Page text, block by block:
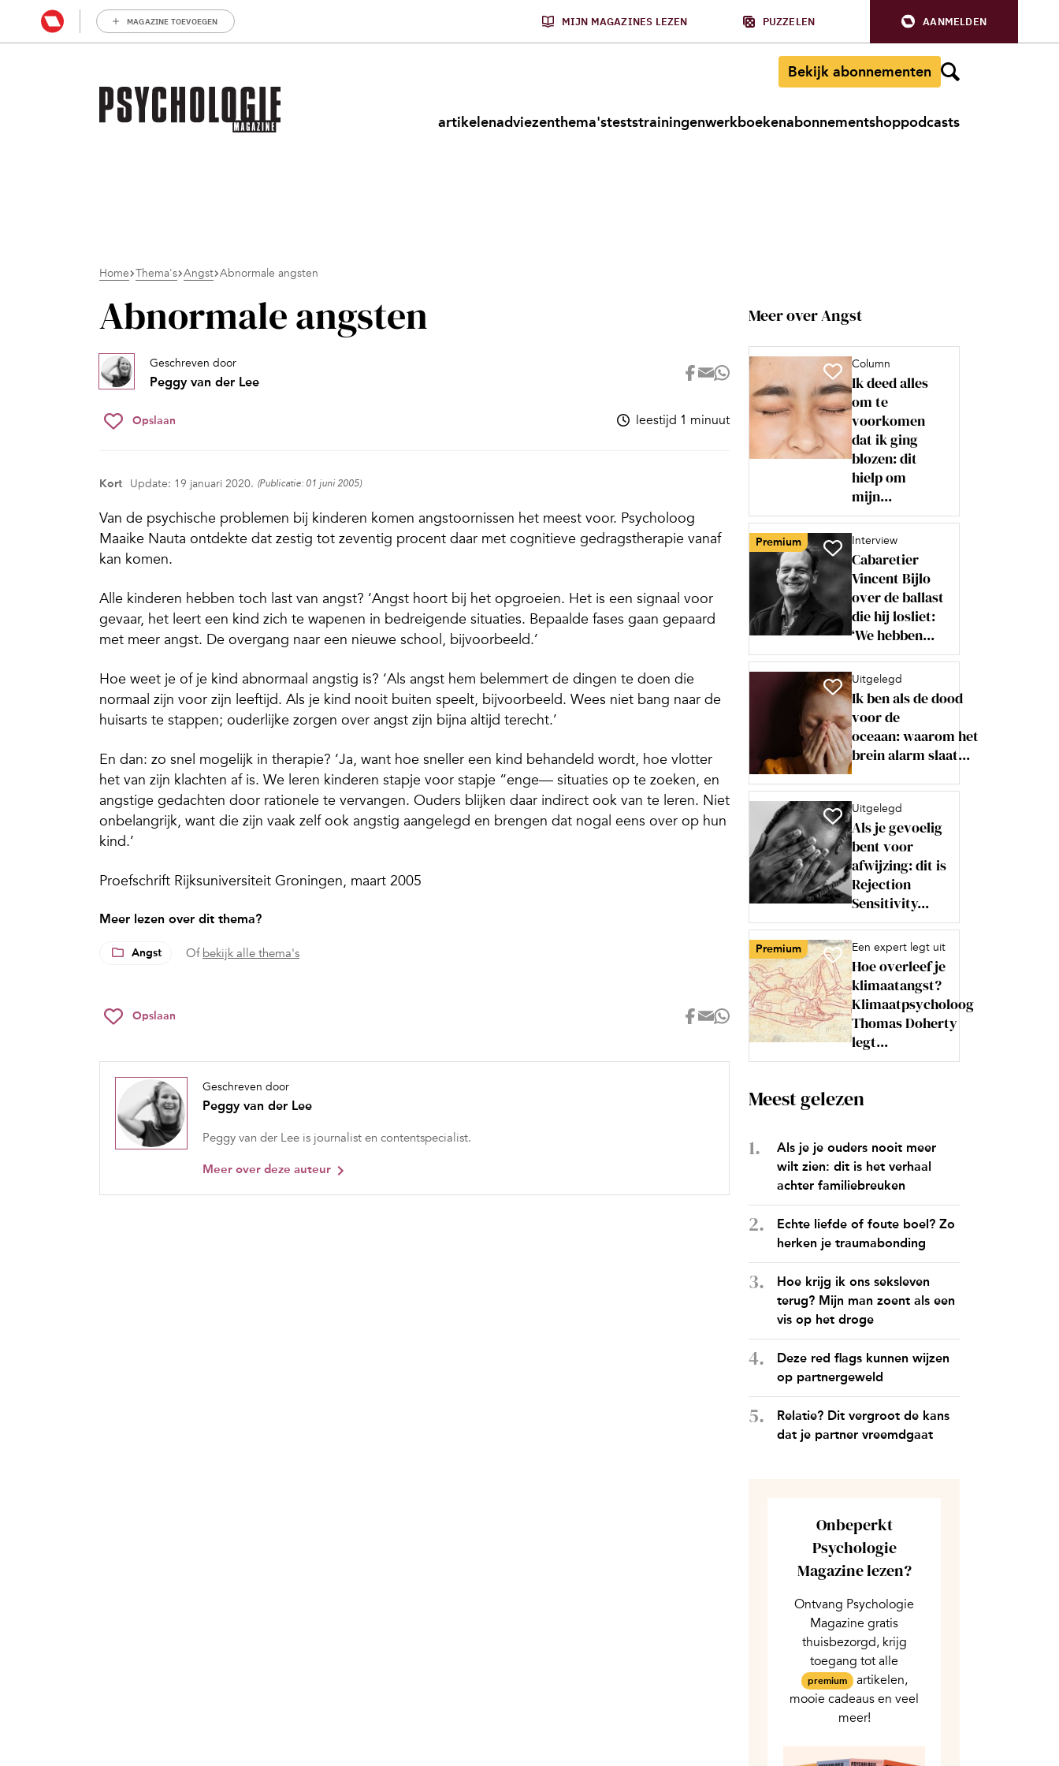
MAGAZINE TOEVOEGEN MIJN MAGAZINES LEZEN PUZZELEN AANMELDEN
Bekijk abonnementen
artikelenadviezenthema'steststrainingenwerkboekenabonnementshoppodcasts
Home Thema's Angst Abnormale angsten
Abnormale angsten
Geschreven door
Peggy van der Lee
Opslaan leestijd 1 minuut
Kort Update: 19 januari 2020. (Publicatie: 01 juni 2005)
Van de psychische problemen bij kinderen komen angstoornissen het meest voor. Psycholoog
Maaike Nauta ontdekte dat zestig tot zeventig procent daar met cognitieve gedragstherapie vanaf
kan komen.
Alle kinderen hebben toch last van angst? ‘Angst hoort bij het opgroeien. Het is een signaal voor
gevaar, het leert een kind zich te wapenen in bedreigende situaties. Bepaalde fases gaan gepaard
met meer angst. De overgang naar een nieuwe school, bijvoorbeeld.’
Hoe weet je of je kind abnormaal angstig is? ‘Als angst hem belemmert de dingen te doen die
normaal zijn voor zijn leeftijd. Als je kind nooit buiten speelt, bijvoorbeeld. Wees niet bang naar de
huisarts te stappen; ouderlijke zorgen over angst zijn bijna altijd terecht.’
En dan: zo snel mogelijk in therapie? ‘Ja, want hoe sneller een kind behandeld wordt, hoe vlotter
het van zijn klachten af is. We leren kinderen stapje voor stapje “enge— situaties op te zoeken, en
angstige gedachten door rationele te vervangen. Ouders blijken daar indirect ook van te leren. Niet
onbelangrijk, want die zijn vaak zelf ook angstig aangelegd en brengen dat nogal eens over op hun
kind.’
Proefschrift Rijksuniversiteit Groningen, maart 2005
Meer lezen over dit thema?
Angst Of bekijk alle thema's
Opslaan
Geschreven door
Peggy van der Lee
Peggy van der Lee is journalist en contentspecialist.
Meer over deze auteur
Meer over Angst
Column
Ik deed alles
om te
voorkomen
dat ik ging
blozen: dit
hielp om
mijn...
Premium Interview
Cabaretier
Vincent Bijlo
over de ballast
die hij losliet:
‘We hebben...
Uitgelegd
Ik ben als de dood
voor de
oceaan: waarom het
brein alarm slaat...
Uitgelegd
Als je gevoelig
bent voor
afwijzing: dit is
Rejection
Sensitivity...
Premium Een expert legt uit
Hoe overleef je
klimaatangst?
Klimaatpsycholoog
Thomas Doherty
legt...
Meest gelezen
Als je je ouders nooit meer
wilt zien: dit is het verhaal
achter familiebreuken
Echte liefde of foute boel? Zo
herken je traumabonding
Hoe krijg ik ons seksleven
terug? Mijn man zoent als een
vis op het droge
Deze red flags kunnen wijzen
op partnergeweld
Relatie? Dit vergroot de kans
dat je partner vreemdgaat
Onbeperkt
Psychologie
Magazine lezen?
Ontvang Psychologie
Magazine gratis
thuisbezorgd, krijg
toegang tot alle
premium artikelen,
mooie cadeaus en veel
meer!